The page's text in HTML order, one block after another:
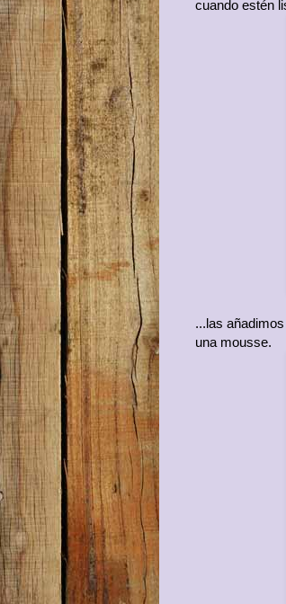
cuando estén
...las
una mousse.